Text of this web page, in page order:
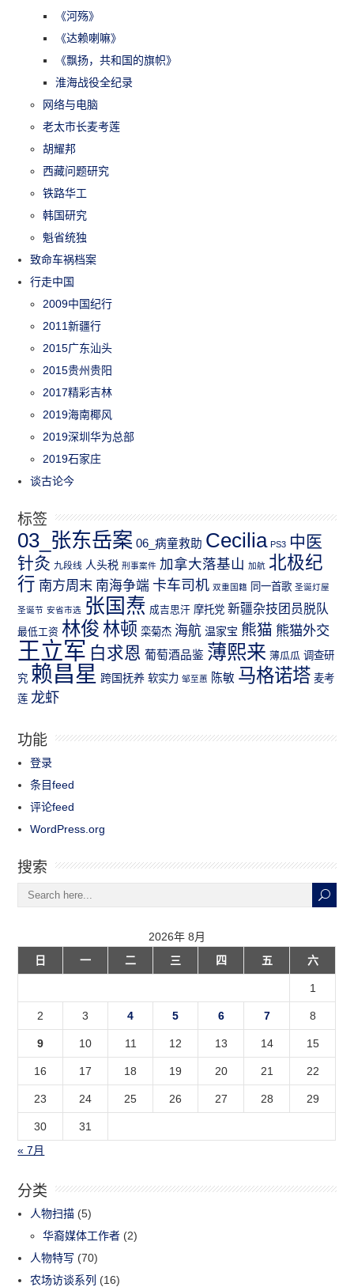
《河殇》
《达赖喇嘛》
《飘扬，共和国的旗帜》
淮海战役全纪录
网络与电脑
老太市长麦考莲
胡耀邦
西藏问题研究
铁路华工
韩国研究
魁省统独
致命车祸档案
行走中国
2009中国纪行
2011新疆行
2015广东汕头
2015贵州贵阳
2017精彩吉林
2019海南椰风
2019深圳华为总部
2019石家庄
谈古论今
标签
03_张东岳案 06_病童救助 Cecilia PS3 中医
针灸 九段线 人头税 刑事案件 加拿大落基山 加航 北极纪
行 南方周末 南海争端 卡车司机 双重国籍 同一首歌 圣诞灯屋
圣诞节 安省市选 张国焘 成吉思汗 摩托党 新疆杂技团员脱队
最低工资 林俊 林顿 栾菊杰 海航 温家宝 熊猫 熊猫外交
王立军 白求恩 葡萄酒品鉴 薄熙来 薄瓜瓜 调查研
究 赖昌星 跨国抚养 软实力 邹至蕙 陈敏 马格诺塔 麦考
莲 龙虾
功能
登录
条目feed
评论feed
WordPress.org
搜索
2026年 8月
日
一 二 三 四 五 六
1
2 3 4 5 6 7 8
9 10 11 12 13 14 15
16 17 18 19 20 21 22
23 24 25 26 27 28 29
30
31
« 7月
分类
人物扫描 (5)
华裔媒体工作者 (2)
人物特写 (70)
农场访谈系列 (16)